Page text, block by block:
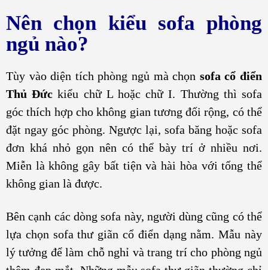
Nên chọn kiểu sofa phòng
ngủ nào?
Tùy vào diện tích phòng ngủ mà chọn sofa cổ điển
Thủ Đứckiểu chữ L hoặc chữ I. Thường thì sofa
góc thích hợp cho không gian tương đối rộng, có thể
đặt ngay góc phòng. Ngược lại, sofa băng hoặc sofa
đơn khá nhỏ gọn nên có thể bày trí ở nhiều nơi.
Miễn là không gây bất tiện và hài hòa với tổng thể
không gian là được.
Bên cạnh các dòng sofa này, người dùng cũng có thể
lựa chọn sofa thư giãn cổ điển dạng nằm. Mẫu này
lý tưởng để làm chỗ nghỉ và trang trí cho phòng ngủ